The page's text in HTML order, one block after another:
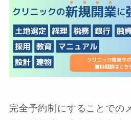
完全予約制にすることでの